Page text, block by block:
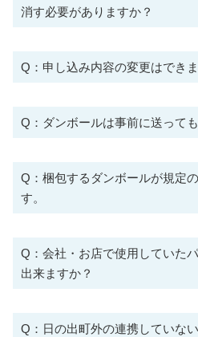
消す必要がありますか？
Q：申し込み内容の変更はでき
Q：ダンボールは事前に送って
Q：梱包するダンボールが規定
す。
Q：会社・お店で使用していた
出来ますか？
Q：日の出町外の連携していな